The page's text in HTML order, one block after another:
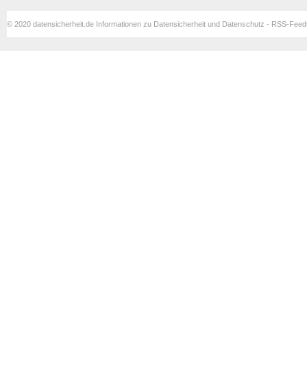
© 2020 datensicherheit.de Informationen zu Datensicherheit und Datenschutz - RSS-